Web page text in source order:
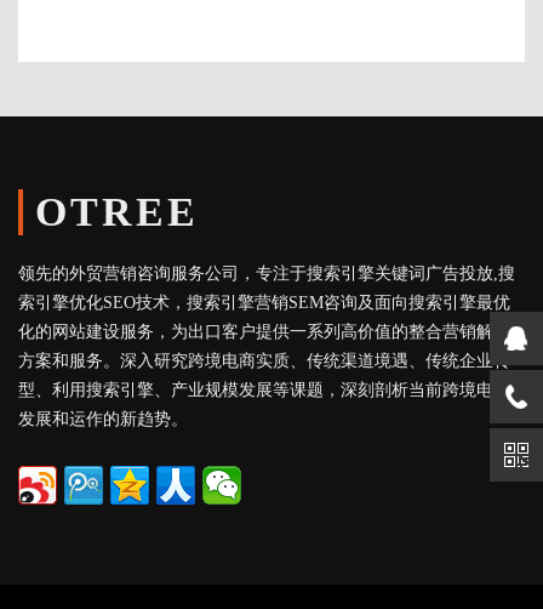
OTREE
领先的外贸营销咨询服务公司，专注于搜索引擎关键词广告投放,搜
索引擎优化SEO技术，搜索引擎营销SEM咨询及面向搜索引擎最优
化的网站建设服务，为出口客户提供一系列高价值的整合营销解决
方案和服务。深入研究跨境电商实质、传统渠道境遇、传统企业转
型、利用搜索引擎、产业规模发展等课题，深刻剖析当前跨境电商
发展和运作的新趋势。